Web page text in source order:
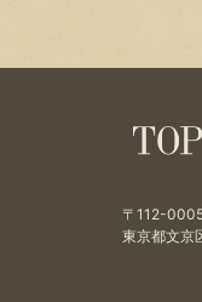
〒112-
東京都文京